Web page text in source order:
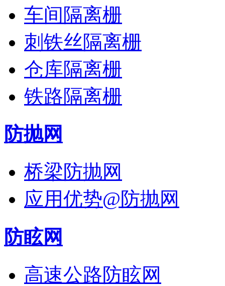
车间隔离栅
刺铁丝隔离栅
仓库隔离栅
铁路隔离栅
防抛网
桥梁防抛网
应用优势@防抛网
防眩网
高速公路防眩网